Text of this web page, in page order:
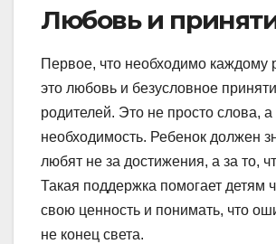
Любовь и
Первое, что необходимо каждому
это любовь и безусловное
родителей. Это не просто слова,
необходимость. Ребенок должен
любят не за достижения, а за то,
Такая поддержка помогает детям
свою ценность и понимать, что
не конец света.